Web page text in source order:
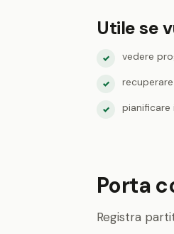
Utile se
✓ vedere
✓
✓ pianificare
Porta
Registra